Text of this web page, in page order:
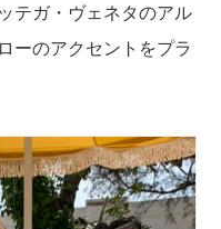
テガ・ヴェネタのアル
ーのアクセントをプラ